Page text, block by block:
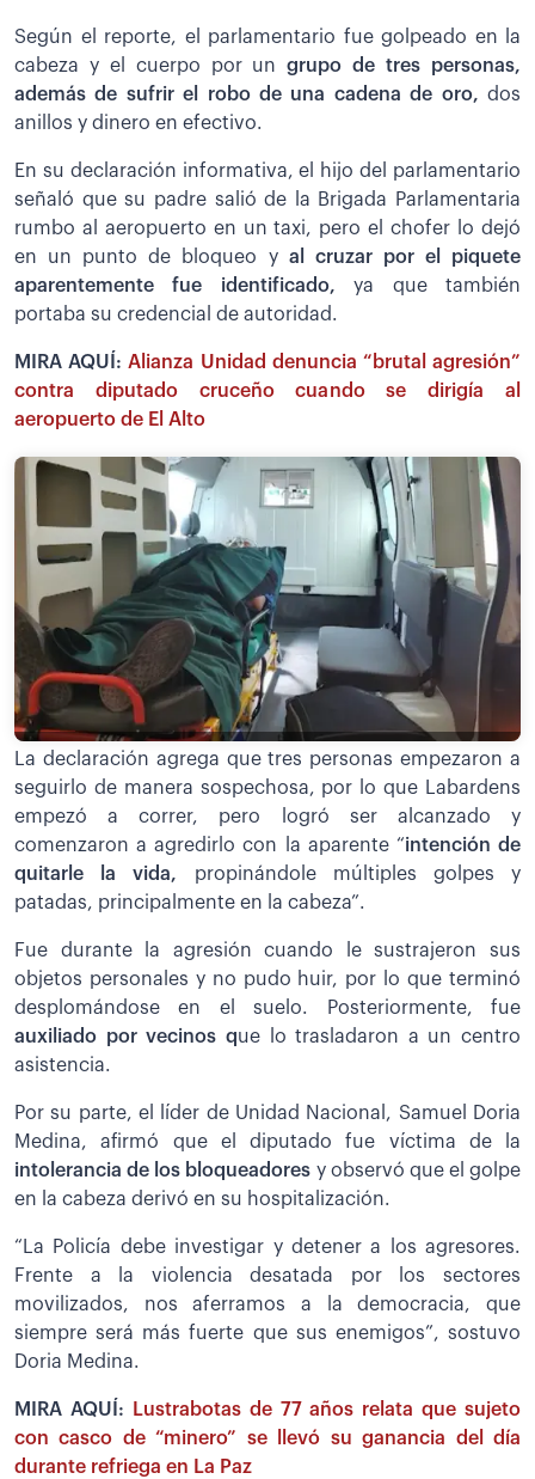
Según el reporte, el parlamentario fue golpeado en la
cabeza y el cuerpo por un grupo de tres personas,
además de sufrir el robo de una cadena de oro, dos
anillos y dinero en efectivo.
En su declaración informativa, el hijo del parlamentario
señaló que su padre salió de la Brigada Parlamentaria
rumbo al aeropuerto en un taxi, pero el chofer lo dejó
en un punto de bloqueo y al cruzar por el piquete
aparentemente fue identificado,ya que también
portaba su credencial de autoridad.
MIRA AQUÍ:Alianza Unidad denuncia “brutal agresión”
contra diputado cruceño cuando se dirigía al
aeropuerto de El Alto
La declaración agrega que tres personas empezaron a
seguirlo de manera sospechosa, por lo que Labardens
empezó a correr, pero logró ser alcanzado y
comenzaron a agredirlo con la aparente “intención de
quitarle la vida, propinándole múltiples golpes y
patadas, principalmente en la cabeza”.
Fue durante la agresión cuando le sustrajeron sus
objetos personales y no pudo huir, por lo que terminó
desplomándose en el suelo. Posteriormente, fue
auxiliado por vecinos que lo trasladaron a un centro
asistencia.
Por su parte, el líder de Unidad Nacional, Samuel Doria
Medina, afirmó que el diputado fue víctima de la
intolerancia de los bloqueadores y observó que el golpe
en la cabeza derivó en su hospitalización.
“La Policía debe investigar y detener a los agresores.
Frente a la violencia desatada por los sectores
movilizados, nos aferramos a la democracia, que
siempre será más fuerte que sus enemigos”, sostuvo
Doria Medina.
MIRA AQUÍ:
Lustrabotas de 77 años relata que sujeto
con casco de “minero” se llevó su ganancia del día
durante refriega en La Paz